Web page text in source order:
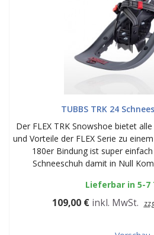
TUBBS TRK 24
Der FLEX TRK Snowshoe bietet
und Vorteile der FLEX Serie zu
180er Bindung ist super
Schneeschuh damit in Null
Lieferbar in 5-7
109,00 € inkl. MwSt.